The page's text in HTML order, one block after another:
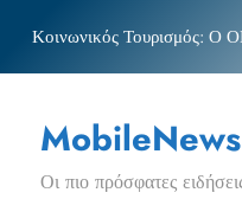
content
Κοινωνικός Τουρισμός: Ο
Νέα Κρήτη: Σαρακήνικο
ΟΦΗ»
Πριγκιπάτο Στάδιο
MobileNews
Οι πιο πρόσφατες